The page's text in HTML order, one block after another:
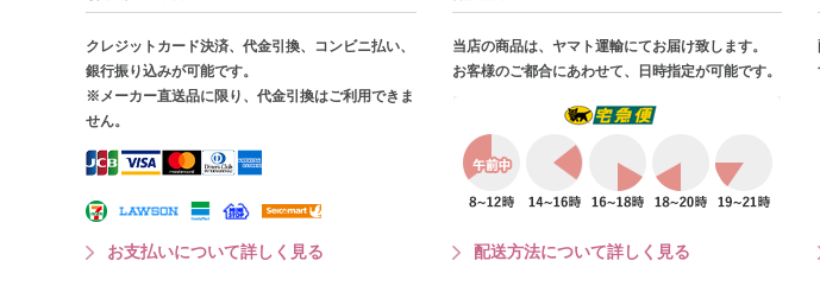
クレジットカード決済、代金引換、コンビニ払い、
銀行振り込みが可能です。
※メーカー直送品に限り、代金引換はご利用できま
せん。
お支払いについて詳しく見る
当店の商品は、ヤマト運輸にてお届け致します。
お客様のご都合にあわせて、日時指定が可能です。
配送方法について詳しく見る